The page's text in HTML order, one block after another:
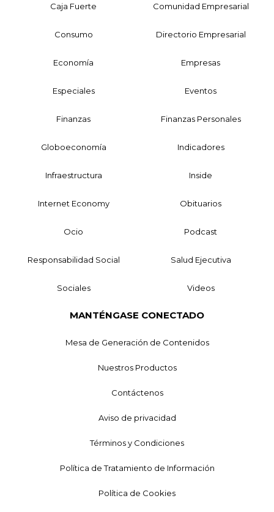
Caja Fuerte Comunidad Empresarial
Consumo Directorio Empresarial
Economía Empresas
Especiales Eventos
Finanzas Finanzas Personales
Globoeconomía Indicadores
Infraestructura Inside
Internet Economy Obituarios
Ocio Podcast
Responsabilidad Social Salud Ejecutiva
Sociales Videos
MANTÉNGASE CONECTADO
Mesa de Generación de Contenidos
Nuestros Productos
Contáctenos
Aviso de privacidad
Términos y Condiciones
Política de Tratamiento de Información
Política de Cookies